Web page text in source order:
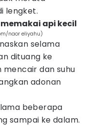
lengket.
api kecil
naor eliyahu)
selama
dituang ke
mencair dan suhu
adonan
beberapa
sampai ke dalam.